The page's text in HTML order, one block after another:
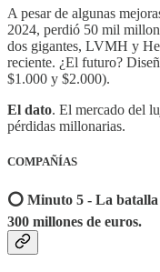
A pesar de algunas
2024, perdió 50 mil
dos gigantes, LVMH y
reciente. ¿El futuro?
$1.000 y $2.000).
El dato. El mercado del
pérdidas millonarias.
COMPAÑÍAS
⭕️ Minuto 5 - La batalla
300 millones de euros.